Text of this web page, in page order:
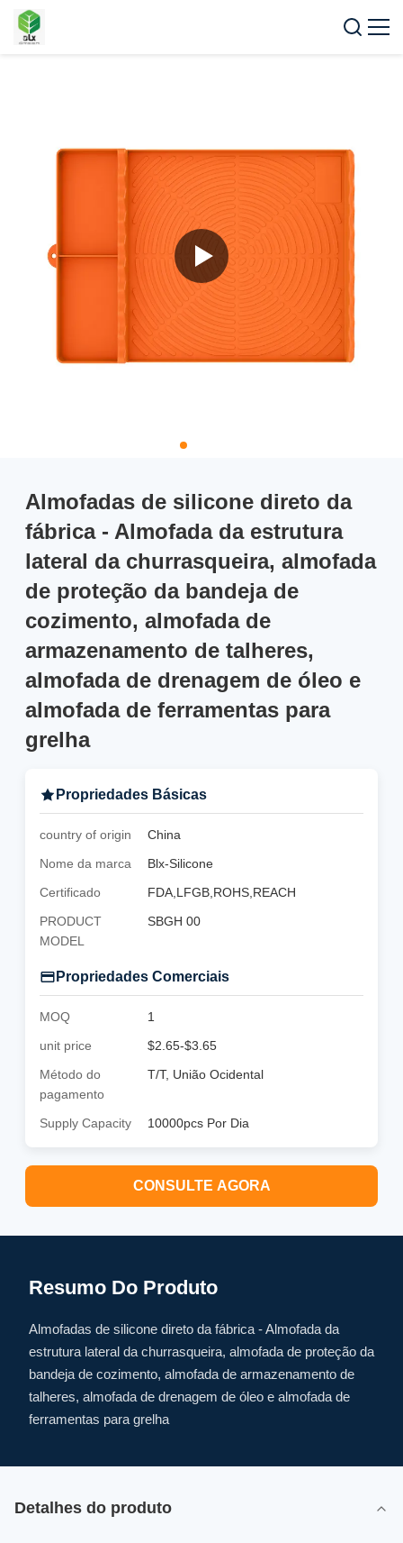
Almofadas de silicone direto da
fábrica - Almofada da estrutura
lateral da churrasqueira, almofada
de proteção da bandeja de
cozimento, almofada de
armazenamento de talheres,
almofada de drenagem de óleo e
almofada de ferramentas para
grelha
Propriedades Básicas
country of origin
China
Nome da marca
Blx-Silicone
Certificado
FDA,LFGB,ROHS,REACH
PRODUCT
MODEL
SBGH 00
Propriedades Comerciais
MOQ
1
unit price
$2.65-$3.65
Método do
pagamento
T/T, União Ocidental
Supply Capacity 10000pcs Por Dia
CONSULTE AGORA
Resumo Do Produto
Almofadas de silicone direto da fábrica - Almofada da
estrutura lateral da churrasqueira, almofada de proteção da
bandeja de cozimento, almofada de armazenamento de
talheres, almofada de drenagem de óleo e almofada de
ferramentas para grelha
Detalhes do produto